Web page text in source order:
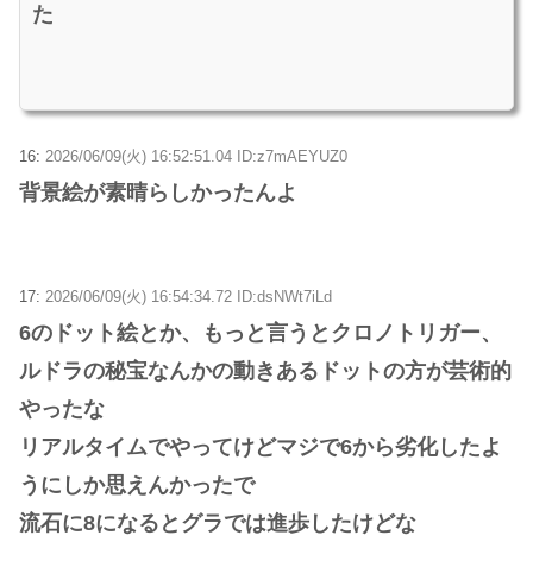
た
16: 2026/06/09(火) 16:52:51.04 ID:z7mAEYUZ0
背景絵が素晴らしかったんよ
17: 2026/06/09(火) 16:54:34.72 ID:dsNWt7iLd
6のドット絵とか、もっと言うとクロノトリガー、
ルドラの秘宝なんかの動きあるドットの方が芸術的
やったな
リアルタイムでやってけどマジで6から劣化したよ
うにしか思えんかったで
流石に8になるとグラでは進歩したけどな